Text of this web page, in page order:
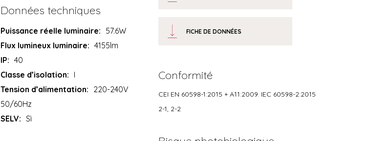
Données techniques
Puissance réelle luminaire: 57.6W
Flux lumineux luminaire: 4155lm
IP: 40
Classe d’isolation: I
Tension d’alimentation: 220-240V
50/60Hz
SELV: Sì
FICHE DE DONNÉES
Conformité
CEI EN 60598-1:2015 + A11:2009. IEC 60598-2:2015
2-1, 2-2